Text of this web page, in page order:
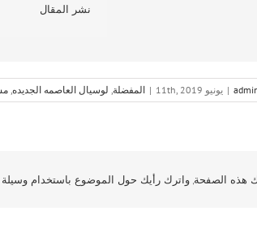
نشر المقال
| يونيو 11th, 2019 | المفضلة, لوسيال العاصمه الجديده,
هذه الصفحة, واترك رأيك حول الموضوع باستخدام وسيلة